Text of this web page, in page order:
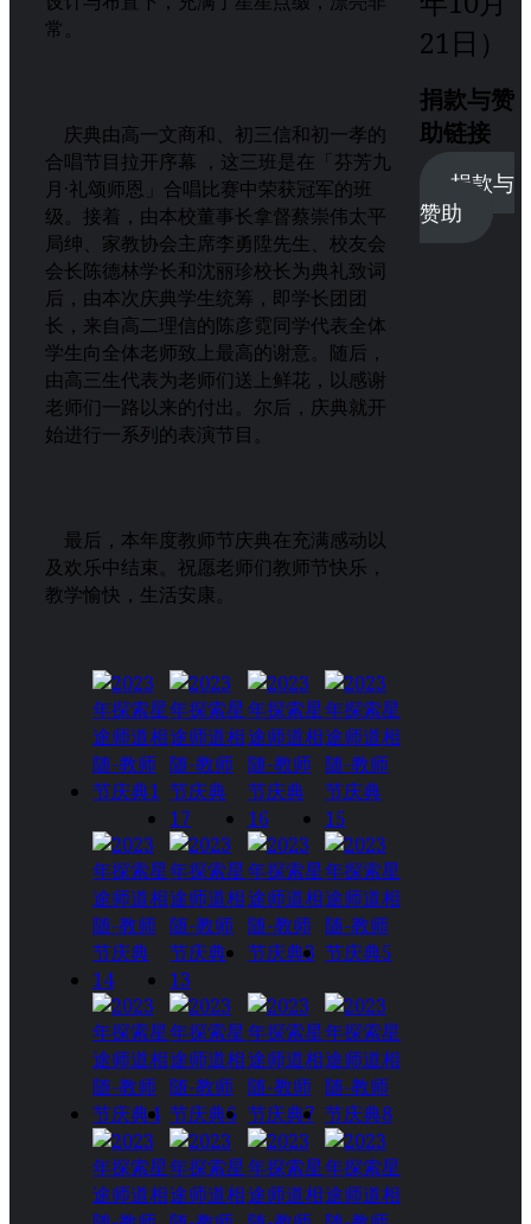
常。
庆典由高一文商和、初三信和初一孝的
合唱节目拉开序幕 ，这三班是在「芬芳九
月·礼颂师恩」合唱比赛中荣获冠军的班
级。接着，由本校董事长拿督蔡崇伟太平
局绅、家教协会主席李勇陞先生、校友会
会长陈德林学长和沈丽珍校长为典礼致词
后，由本次庆典学生统筹，即学长团团
长，来自高二理信的陈彦霓同学代表全体
学生向全体老师致上最高的谢意。随后，
由高三生代表为老师们送上鲜花，以感谢
老师们一路以来的付出。尔后，庆典就开
始进行一系列的表演节目。
最后，本年度教师节庆典在充满感动以
及欢乐中结束。祝愿老师们教师节快乐，
教学愉快，生活安康。
21日）
捐款与赞
助链接
捐款与
赞助